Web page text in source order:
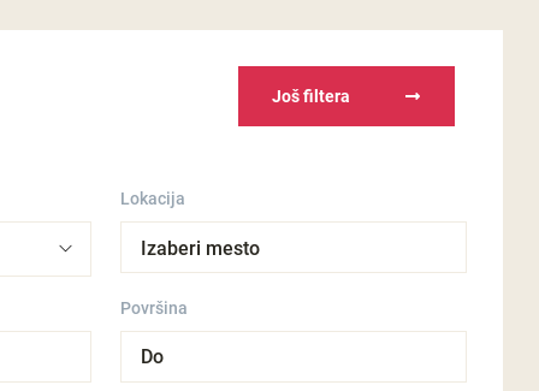
Još filtera
Lokacija
Izaberi mesto
Površina